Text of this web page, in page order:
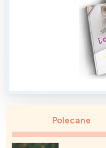
Polecane
Poznań